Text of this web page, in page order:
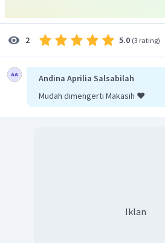
2 5.0 (3 rating)
Andina Aprilia Salsabilah
Mudah dimengerti Makasih ❤️
Iklan